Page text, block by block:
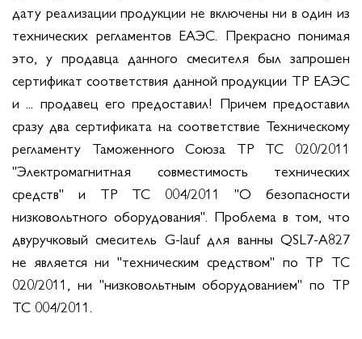
дату реализации продукции не включены ни в один из
технических регламентов ЕАЭС. Прекрасно понимая
это, у продавца данного смесителя был запрошен
сертификат соответствия данной продукции ТР ЕАЭС
и ... продавец его предоставил! Причем предоставил
сразу два сертификата на соответствие Техническому
регламенту Таможенного Союза ТР ТС 020/2011
"Электромагнитная совместимость технических
средств" и ТР ТС 004/2011 "О безопасности
низковольтного оборудования". Проблема в том, что
двуручковый смеситель G-lauf для ванны QSL7-A827
не является ни "техническим средством" по ТР ТС
020/2011, ни "низковольтным оборудованием" по ТР
ТС 004/2011.